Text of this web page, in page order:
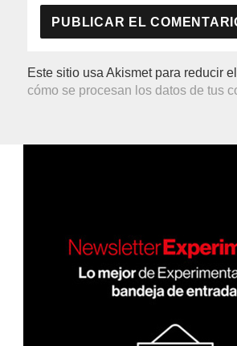
Este sitio usa Akismet para reducir
cómo se procesan los datos de tus